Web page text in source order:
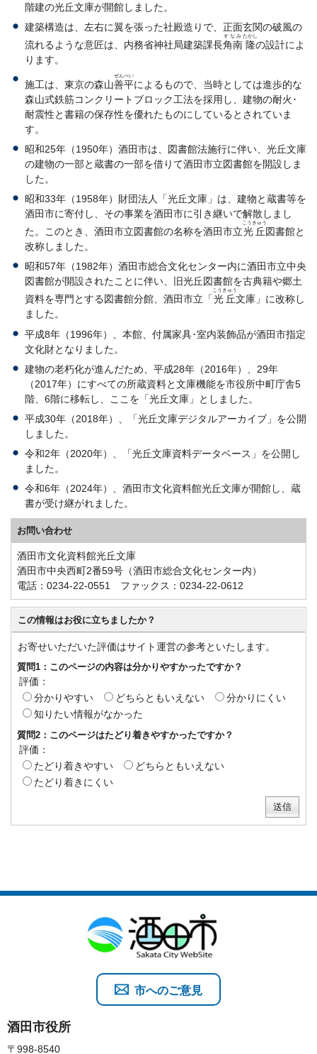
階建の光丘文庫が開館しました。
建築構造は、左右に翼を張った社殿造りで、正面玄関の破風の
流れるような意匠は、内務省神社局建築課長角南
すなみ
隆
たかし
の設計によ
ります。
施工は、東京の森山善平
ぜんべい
によるもので、当時としては進歩的な
森山式鉄筋コンクリートブロック工法を採用し、建物の耐火･
耐震性と書籍の保存性を優れたものにしているとされていま
す。
昭和25年（1950年）酒田市は、図書館法施行に伴い、光丘文庫
の建物の一部と蔵書の一部を借りて酒田市立図書館を開設しま
した。
昭和33年（1958年）財団法人「光丘文庫」は、建物と蔵書等を
酒田市に寄付し、その事業を酒田市に引き継いで解散しまし
た。このとき、酒田市立図書館の名称を酒田市立光丘
こうきゅう
図書館と
改称しました。
昭和57年（1982年）酒田市総合文化センター内に酒田市立中央
図書館が開設されたことに伴い、旧光丘図書館を古典籍や郷土
資料を専門とする図書館分館、酒田市立「光丘
こうきゅう
文庫」に改称し
ました。
平成8年（1996年）、本館、付属家具･室内装飾品が酒田市指定
文化財となりました。
建物の老朽化が進んだため、平成28年（2016年）、29年
（2017年）にすべての所蔵資料と文庫機能を市役所中町庁舎5
階、6階に移転し、ここを「光丘文庫」としました。
平成30年（2018年）、「光丘文庫デジタルアーカイブ」を公開
しました。
令和2年（2020年）、「光丘文庫資料データベース」を公開し
ました。
令和6年（2024年）、酒田市文化資料館光丘文庫が開館し、蔵
書が受け継がれました。
お問い合わせ
酒田市文化資料館光丘文庫
酒田市中央西町2番59号（酒田市総合文化センター内）
電話：0234-22-0551 ファックス：0234-22-0612
この情報はお役に立ちましたか？
お寄せいただいた評価はサイト運営の参考といたします。
質問1：このページの内容は分かりやすかったですか？
評価：
分かりやすい
どちらともいえない
分かりにくい
知りたい情報がなかった
質問2：このページはたどり着きやすかったですか？
評価：
たどり着きやすい
どちらともいえない
たどり着きにくい
酒田市役所
〒998-8540
市へのご意見